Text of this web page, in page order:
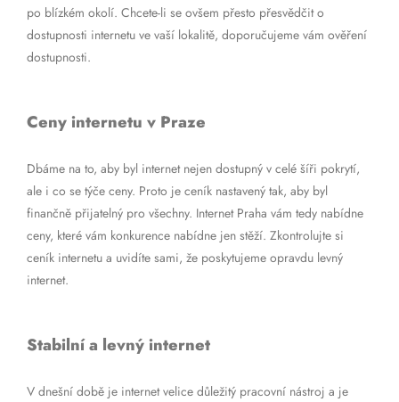
po blízkém okolí. Chcete-li se ovšem přesto přesvědčit o
dostupnosti internetu ve vaší lokalitě, doporučujeme vám ověření
dostupnosti.
Ceny internetu v Praze
Dbáme na to, aby byl internet nejen dostupný v celé šíři pokrytí,
ale i co se týče ceny. Proto je ceník nastavený tak, aby byl
finančně přijatelný pro všechny. Internet Praha vám tedy nabídne
ceny, které vám konkurence nabídne jen stěží. Zkontrolujte si
ceník internetu a uvidíte sami, že poskytujeme opravdu levný
internet.
Stabilní a levný internet
V dnešní době je internet velice důležitý pracovní nástroj a je